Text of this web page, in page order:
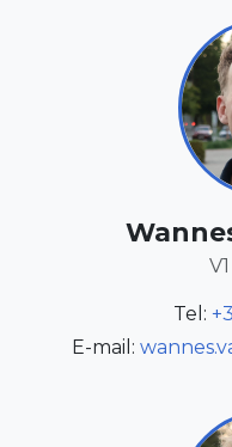
Tel:
E-mail: